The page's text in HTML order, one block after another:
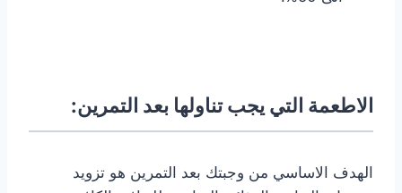
الاطعمة التي يجب تناولها بعد التمرين:
الهدف الاساسي من وجبتك بعد التمرين هو تزويد